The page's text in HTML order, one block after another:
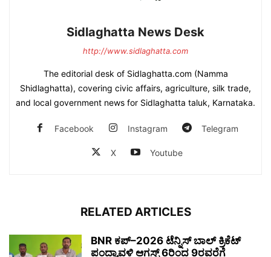
Sidlaghatta News Desk
http://www.sidlaghatta.com
The editorial desk of Sidlaghatta.com (Namma
Shidlaghatta), covering civic affairs, agriculture, silk trade,
and local government news for Sidlaghatta taluk, Karnataka.
Facebook Instagram Telegram
X Youtube
RELATED ARTICLES
BNR ಕಪ್–2026 ಟೆನ್ನಿಸ್ ಬಾಲ್ ಕ್ರಿಕೆಟ್
ಪಂದ್ಯಾವಳಿ ಆಗಸ್ಟ್ 6ರಿಂದ 9ರವರೆಗೆ